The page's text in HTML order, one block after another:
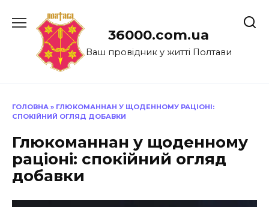
до
36000.com.ua
Ваш провідник у житті Полтави
ГОЛОВНА » ГЛЮКОМАННАН У ЩОДЕННОМУ РАЦІОНІ:
СПОКІЙНИЙ ОГЛЯД ДОБАВКИ
Глюкоманнан у щоденному
раціоні: спокійний огляд
добавки